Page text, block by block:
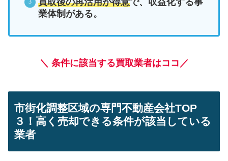
買取後の再活用が得意で、収益化する事
業体制がある。
＼ 条件に該当する買取業者はココ／
市街化調整区域の専門不動産会社TOP
３！高く売却できる条件が該当している
業者